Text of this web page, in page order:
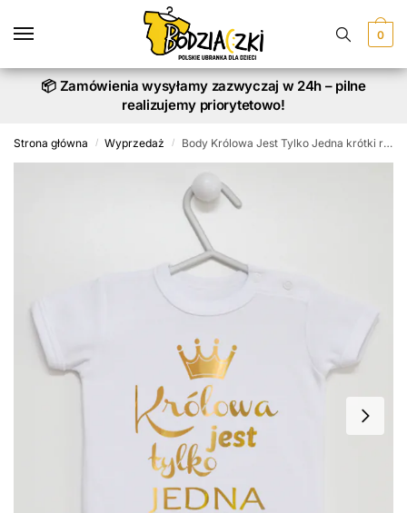
0
📦 Zamówienia wysyłamy zazwyczaj w 24h – pilne
realizujemy priorytetowo!
Strona główna / Wyprzedaż / Body Królowa Jest Tylko Jedna krótki rękaw, rozmiar 74, kolor biały